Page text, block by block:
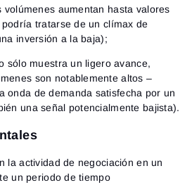
volúmenes aumentan hasta valores
tratarse de un clímax de
inversión a la baja);
sólo muestra un ligero avance,
son notablemente altos –
onda de demanda satisfecha por un
una señal potencialmente bajista).
la actividad de negociación en un
un periodo de tiempo